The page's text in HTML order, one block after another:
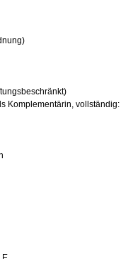
Komplementärin,